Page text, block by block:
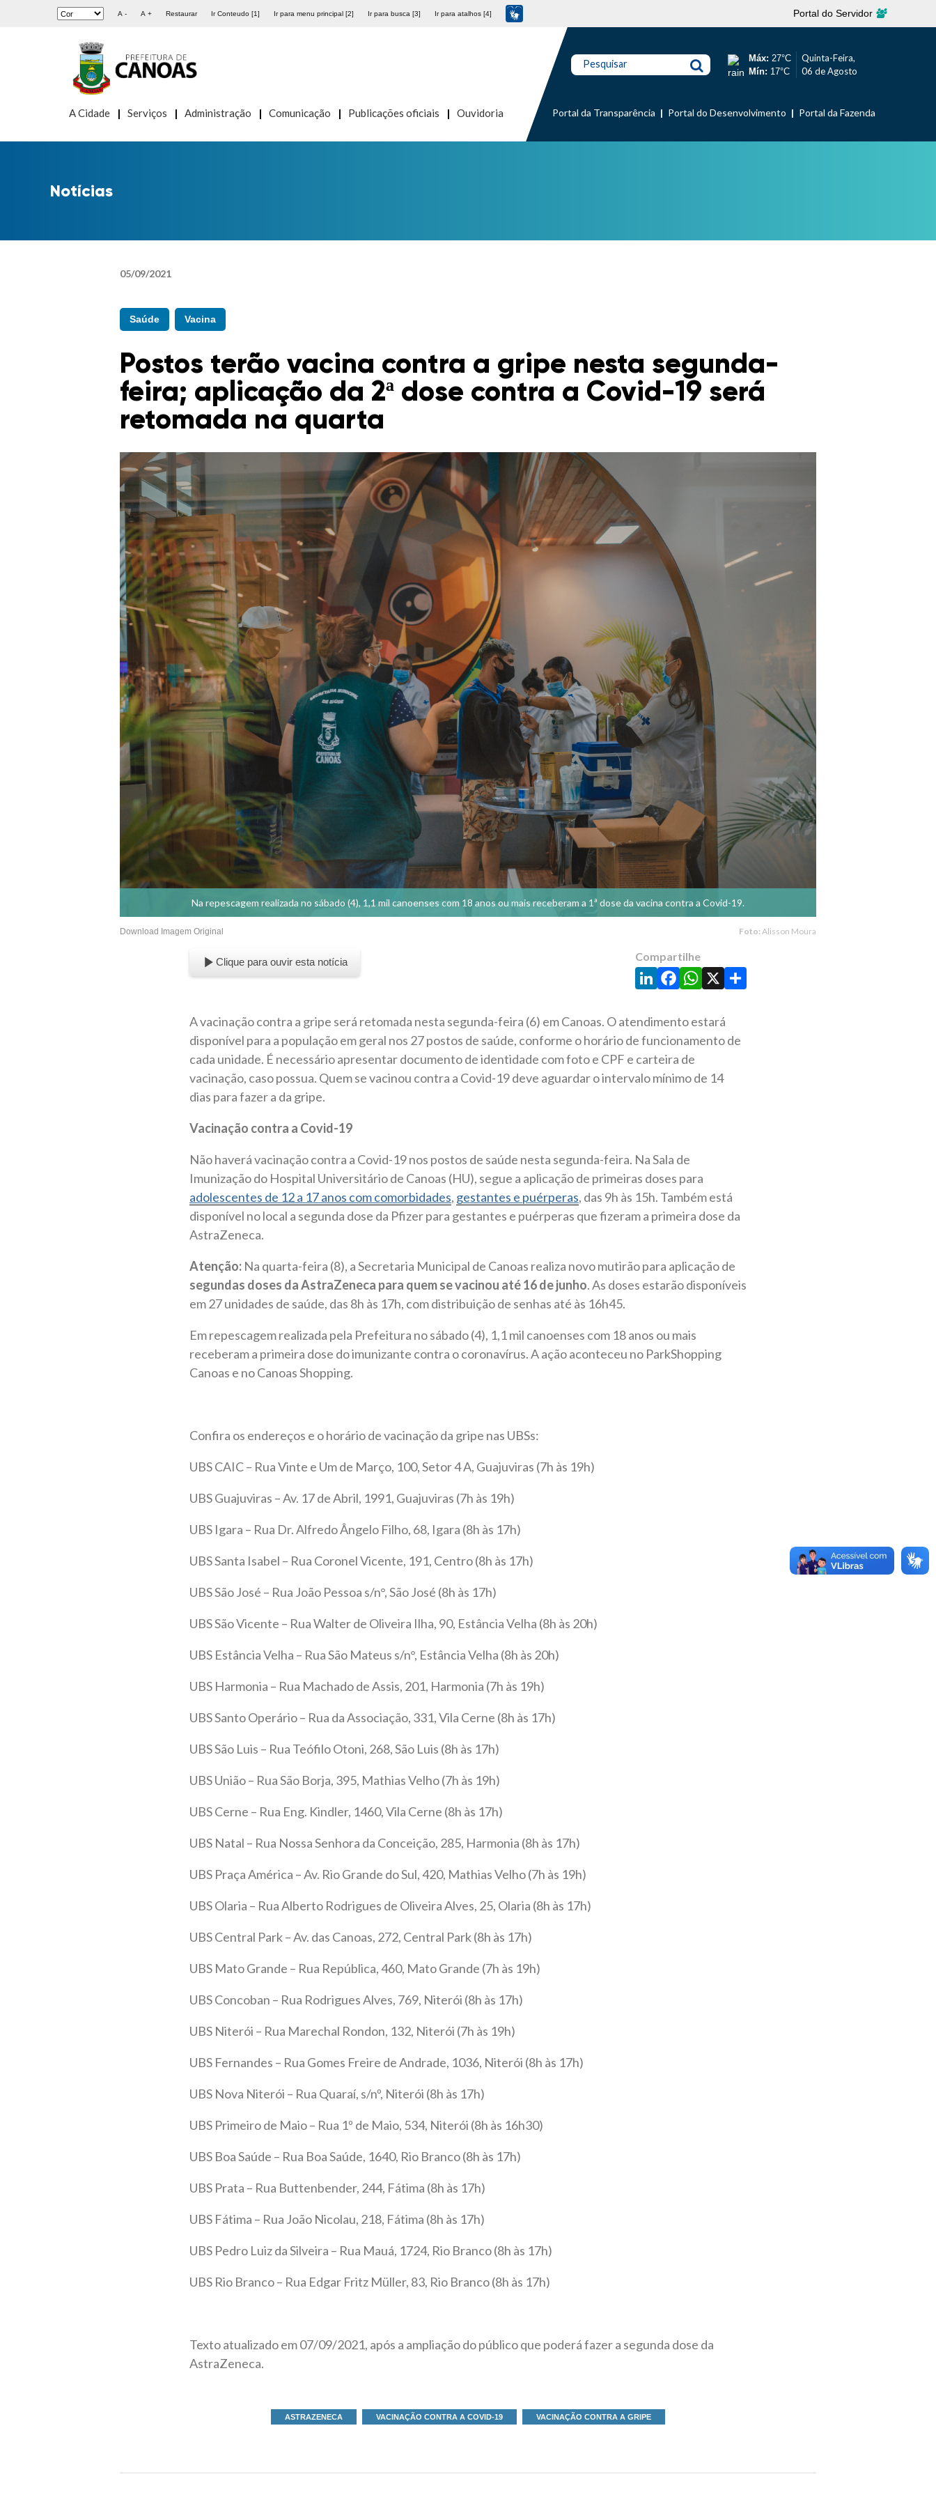
A - A + Restaurar Ir Conteudo [1] Ir para menu principal [2] Ir para busca [3] Ir para atalhos [4] Portal do Servidor
A Cidade Serviços Administração Comunicação Publicações oficiais Ouvidoria
Pesquisar Máx: 27°C
Mín: 17°C
Quinta-Feira,
06 de Agosto
Portal da Transparência Portal do Desenvolvimento Portal da Fazenda
Notícias
05/09/2021
Saúde Vacina
Postos terão vacina contra a gripe nesta segunda-
feira; aplicação da 2ª dose contra a Covid-19 será
retomada na quarta
Na repescagem realizada no sábado (4), 1,1 mil canoenses com 18 anos ou mais receberam a 1ª dose da vacina contra a Covid-19.
Download Imagem Original Foto: Alisson Moura
Clique para ouvir esta notícia Compartilhe
LinkedIn
Facebook
WhatsApp
X Share
A vacinação contra a gripe será retomada nesta segunda-feira (6) em Canoas. O atendimento estará
disponível para a população em geral nos 27 postos de saúde, conforme o horário de funcionamento de
cada unidade. É necessário apresentar documento de identidade com foto e CPF e carteira de
vacinação, caso possua. Quem se vacinou contra a Covid-19 deve aguardar o intervalo mínimo de 14
dias para fazer a da gripe.
Vacinação contra a Covid-19
Não haverá vacinação contra a Covid-19 nos postos de saúde nesta segunda-feira. Na Sala de
Imunização do Hospital Universitário de Canoas (HU), segue a aplicação de primeiras doses para
adolescentes de 12 a 17 anos com comorbidades, gestantes e puérperas, das 9h às 15h. Também está
disponível no local a segunda dose da Pfizer para gestantes e puérperas que fizeram a primeira dose da
AstraZeneca.
Atenção: Na quarta-feira (8), a Secretaria Municipal de Canoas realiza novo mutirão para aplicação de
segundas doses da AstraZeneca para quem se vacinou até 16 de junho. As doses estarão disponíveis
em 27 unidades de saúde, das 8h às 17h, com distribuição de senhas até às 16h45.
Em repescagem realizada pela Prefeitura no sábado (4), 1,1 mil canoenses com 18 anos ou mais
receberam a primeira dose do imunizante contra o coronavírus. A ação aconteceu no ParkShopping
Canoas e no Canoas Shopping.
Confira os endereços e o horário de vacinação da gripe nas UBSs:
UBS CAIC – Rua Vinte e Um de Março, 100, Setor 4 A, Guajuviras (7h às 19h)
UBS Guajuviras – Av. 17 de Abril, 1991, Guajuviras (7h às 19h)
UBS Igara – Rua Dr. Alfredo Ângelo Filho, 68, Igara (8h às 17h)
UBS Santa Isabel – Rua Coronel Vicente, 191, Centro (8h às 17h)
UBS São José – Rua João Pessoa s/n°, São José (8h às 17h)
UBS São Vicente – Rua Walter de Oliveira Ilha, 90, Estância Velha (8h às 20h)
UBS Estância Velha – Rua São Mateus s/n°, Estância Velha (8h às 20h)
UBS Harmonia – Rua Machado de Assis, 201, Harmonia (7h às 19h)
UBS Santo Operário – Rua da Associação, 331, Vila Cerne (8h às 17h)
UBS São Luis – Rua Teófilo Otoni, 268, São Luis (8h às 17h)
UBS União – Rua São Borja, 395, Mathias Velho (7h às 19h)
UBS Cerne – Rua Eng. Kindler, 1460, Vila Cerne (8h às 17h)
UBS Natal – Rua Nossa Senhora da Conceição, 285, Harmonia (8h às 17h)
UBS Praça América – Av. Rio Grande do Sul, 420, Mathias Velho (7h às 19h)
UBS Olaria – Rua Alberto Rodrigues de Oliveira Alves, 25, Olaria (8h às 17h)
UBS Central Park – Av. das Canoas, 272, Central Park (8h às 17h)
UBS Mato Grande – Rua República, 460, Mato Grande (7h às 19h)
UBS Concoban – Rua Rodrigues Alves, 769, Niterói (8h às 17h)
UBS Niterói – Rua Marechal Rondon, 132, Niterói (7h às 19h)
UBS Fernandes – Rua Gomes Freire de Andrade, 1036, Niterói (8h às 17h)
UBS Nova Niterói – Rua Quaraí, s/nº, Niterói (8h às 17h)
UBS Primeiro de Maio – Rua 1º de Maio, 534, Niterói (8h às 16h30)
UBS Boa Saúde – Rua Boa Saúde, 1640, Rio Branco (8h às 17h)
UBS Prata – Rua Buttenbender, 244, Fátima (8h às 17h)
UBS Fátima – Rua João Nicolau, 218, Fátima (8h às 17h)
UBS Pedro Luiz da Silveira – Rua Mauá, 1724, Rio Branco (8h às 17h)
UBS Rio Branco – Rua Edgar Fritz Müller, 83, Rio Branco (8h às 17h)
Texto atualizado em 07/09/2021, após a ampliação do público que poderá fazer a segunda dose da
AstraZeneca.
ASTRAZENECA VACINAÇÃO CONTRA A COVID-19 VACINAÇÃO CONTRA A GRIPE